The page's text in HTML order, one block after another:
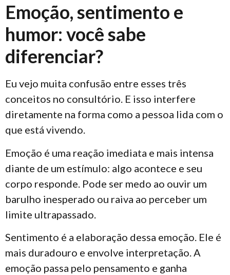
Emoção, sentimento e
humor: você sabe
diferenciar?
Eu vejo muita confusão entre esses três
conceitos no consultório. E isso interfere
diretamente na forma como a pessoa lida com o
que está vivendo.
Emoção é uma reação imediata e mais intensa
diante de um estímulo: algo acontece e seu
corpo responde. Pode ser medo ao ouvir um
barulho inesperado ou raiva ao perceber um
limite ultrapassado.
Sentimento é a elaboração dessa emoção. Ele é
mais duradouro e envolve interpretação. A
emoção passa pelo pensamento e ganha